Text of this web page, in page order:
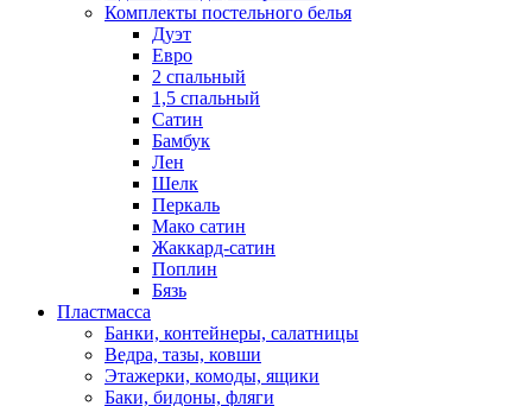
Комплекты постельного белья
Дуэт
Евро
2 спальный
1,5 спальный
Сатин
Бамбук
Лен
Шелк
Перкаль
Мако сатин
Жаккард-сатин
Поплин
Бязь
Пластмасса
Банки, контейнеры, салатницы
Ведра, тазы, ковши
Этажерки, комоды, ящики
Баки, бидоны, фляги